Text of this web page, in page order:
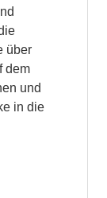
über
dem
und
in die